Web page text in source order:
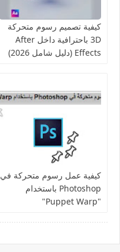
كيفية تصميم رسوم متحركة
3D باحترافية داخل After
Effects (دليل شامل 2026)
كيفية عمل رسوم متحركة في
Photoshop باستخدام
"Puppet Warp"